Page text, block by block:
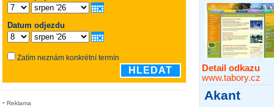
Reklama
Detail odkazu
www.tabory.cz
Akant